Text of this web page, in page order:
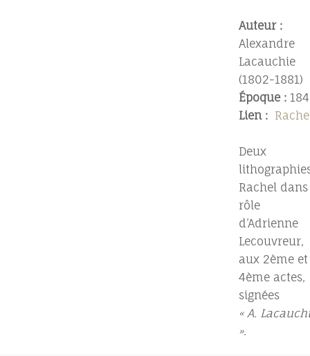
Auteur :
Alexandre
Lacauchie
(1802-1881)
Époque :
Lien :
Deux
Rachel
rôle
d’Adrienne
Lecouvreur,
aux 2ème et
4ème actes,
signées
« A.
».